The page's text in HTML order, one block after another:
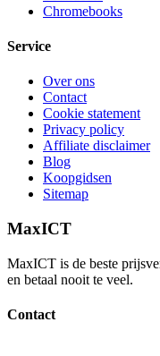
Chromebooks
Service
Over ons
Contact
Cookie statement
Privacy policy
Affiliate disclaimer
Blog
Koopgidsen
Sitemap
MaxICT
MaxICT is de beste
en betaal nooit te veel.
Contact